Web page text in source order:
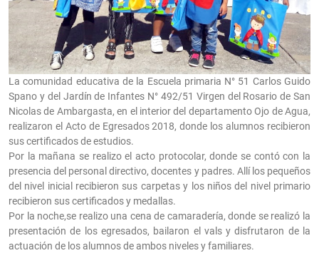
La comunidad educativa de la Escuela primaria N° 51 Carlos Guido
Spano y del Jardín de Infantes N° 492/51 Virgen del Rosario de San
Nicolas de Ambargasta, en el interior del departamento Ojo de Agua,
realizaron el Acto de Egresados 2018, donde los alumnos recibieron
sus certificados de estudios.
Por la mañana se realizo el acto protocolar, donde se contó con la
presencia del personal directivo, docentes y padres. Allí los pequeños
del nivel inicial recibieron sus carpetas y los niños del nivel primario
recibieron sus certificados y medallas.
Por la noche,se realizo una cena de camaradería, donde se realizó la
presentación de los egresados, bailaron el vals y disfrutaron de la
actuación de los alumnos de ambos niveles y familiares.